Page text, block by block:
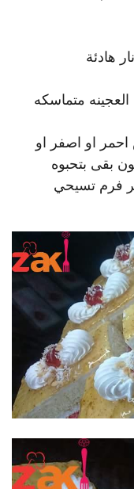
هادئة
متماسكه
او اصفر او
بقى بتحبوه
فرم تسيحي